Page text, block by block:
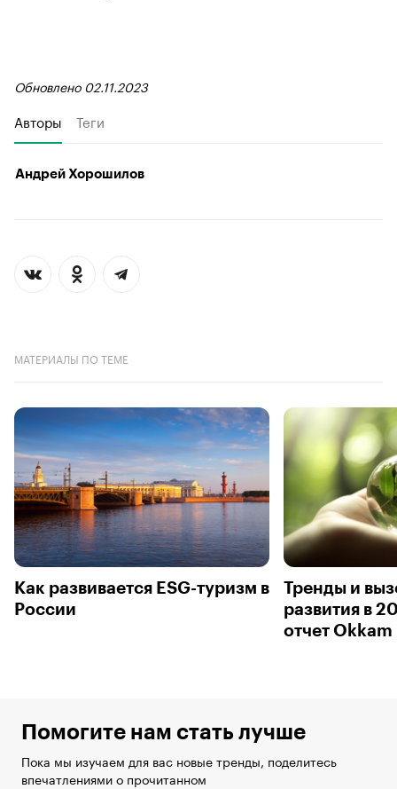
Обновлено 02.11.2023
Авторы Теги
Андрей Хорошилов
МАТЕРИАЛЫ ПО ТЕМЕ
Как развивается ESG-туризм в
России
Тренды и
развития в
отчет Okkam
Помогите нам стать лучше
Пока мы изучаем для вас новые тренды, поделитесь
впечатлениями о прочитанном